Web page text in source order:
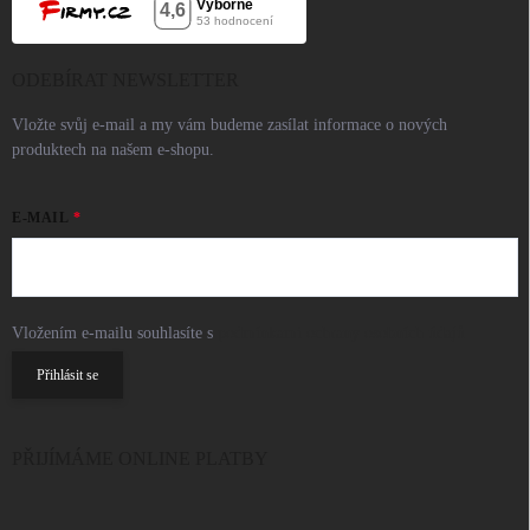
Vložte svůj e-mail a my vám budeme zasílat informace o nových
produktech na našem e-shopu.
E-MAIL
Vložením e-mailu souhlasíte s
Přihlásit se